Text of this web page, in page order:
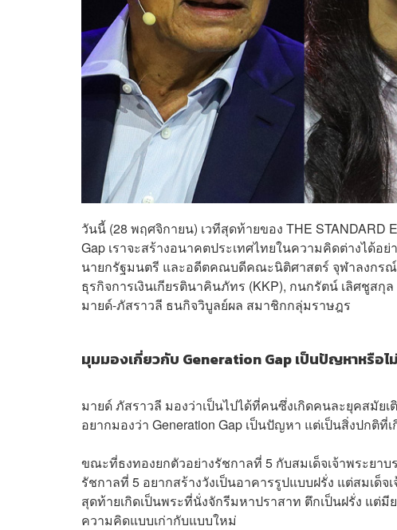
วันนี้ (28 พฤศจิกายน) เวทีสุดท้ายของ THE STANDARD
Gap เราจะสร้างอนาคตประเทศไทยในความคิดต่างได้
นายกรัฐมนตรี และอดีตคณบดีคณะนิติศาสตร์ จุฬาลงกร
ธุรกิจการเงินเกียรตินาคินภัทร (KKP), กนกรัตน์ เลิศชูส
มายด์-ภัสราวลี ธนกิจวิบูลย์ผล สมาชิกกลุ่มราษฎร
มุมมองเกี่ยวกับ Generation Gap เป็นปัญหาหรือไ
มายด์ ภัสราวลี มองว่าเป็นไปได้ที่คนซึ่งเกิดคนละยุคสมั
อยากมองว่า Generation Gap เป็นปัญหา แต่เป็นสิ่งปกติ
ขณะที่ธงทองยกตัวอย่างรัชกาลที่ 5 กับสมเด็จเจ้าพระยา
รัชกาลที่ 5 อยากสร้างวังเป็นอาคารรูปแบบฝรั่ง แต่สมเด็
สุดท้ายเกิดเป็นพระที่นั่งจักรีมหาปราสาท ตึกเป็นฝรั่ง แต่
ความคิดแบบเก่ากับแบบใหม่